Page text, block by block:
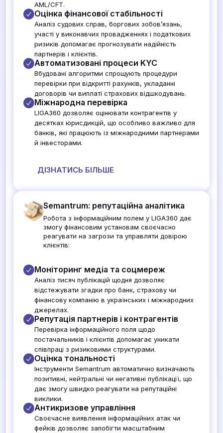
AML/CFT.
Оцінка фінансової стабільності
Аналіз судових справ, боргових зобов’язань,
участі у виконавчих провадженнях і податкових
ризиків допомагає прогнозувати надійність
партнерів і клієнтів.
Автоматизовані процеси KYC
Вбудовані алгоритми спрощують процедури
перевірки при відкритті рахунків, укладанні
договорів чи виплаті страхових відшкодувань.
Міжнародна перевірка
LIGA360 дозволяє оцінювати контрагентів у
десятках юрисдикцій, що особливо важливо для
банків, які працюють із міжнародними партнерами
й інвесторами.
ДІЗНАТИСЬ БІЛЬШЕ
Semantrum: репутаційна аналітика
Робота з інформаційним полем у LIGA360 дає
змогу фінансовим установам своєчасно
реагувати на загрози та управляти довірою
клієнтів:
Моніторинг медіа та соцмереж
Аналіз тисяч публікацій щодня дозволяє
відстежувати згадки про банк, страхову чи
фінансову компанію в українських і міжнародних
джерелах.
Репутація партнерів і контрагентів
Перевірка інформаційного поля щодо
постачальників і клієнтів допомагає уникати
співпраці з ризиковими структурами.
Оцінка тональності
Інструменти Semantrum автоматично визначають
позитивні, нейтральні чи негативні публікації, що
дає змогу швидко реагувати на репутаційні
виклики.
Антикризове управління
Своєчасне виявлення інформаційних атак чи
фейків дозволяє запобігти масштабним